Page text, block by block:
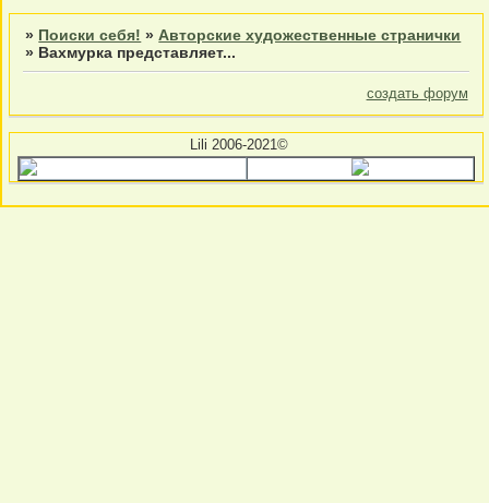
» Поиски себя! »Авторские художественные странички
» Вахмурка представляет...
создать форум
Lili 2006-2021©